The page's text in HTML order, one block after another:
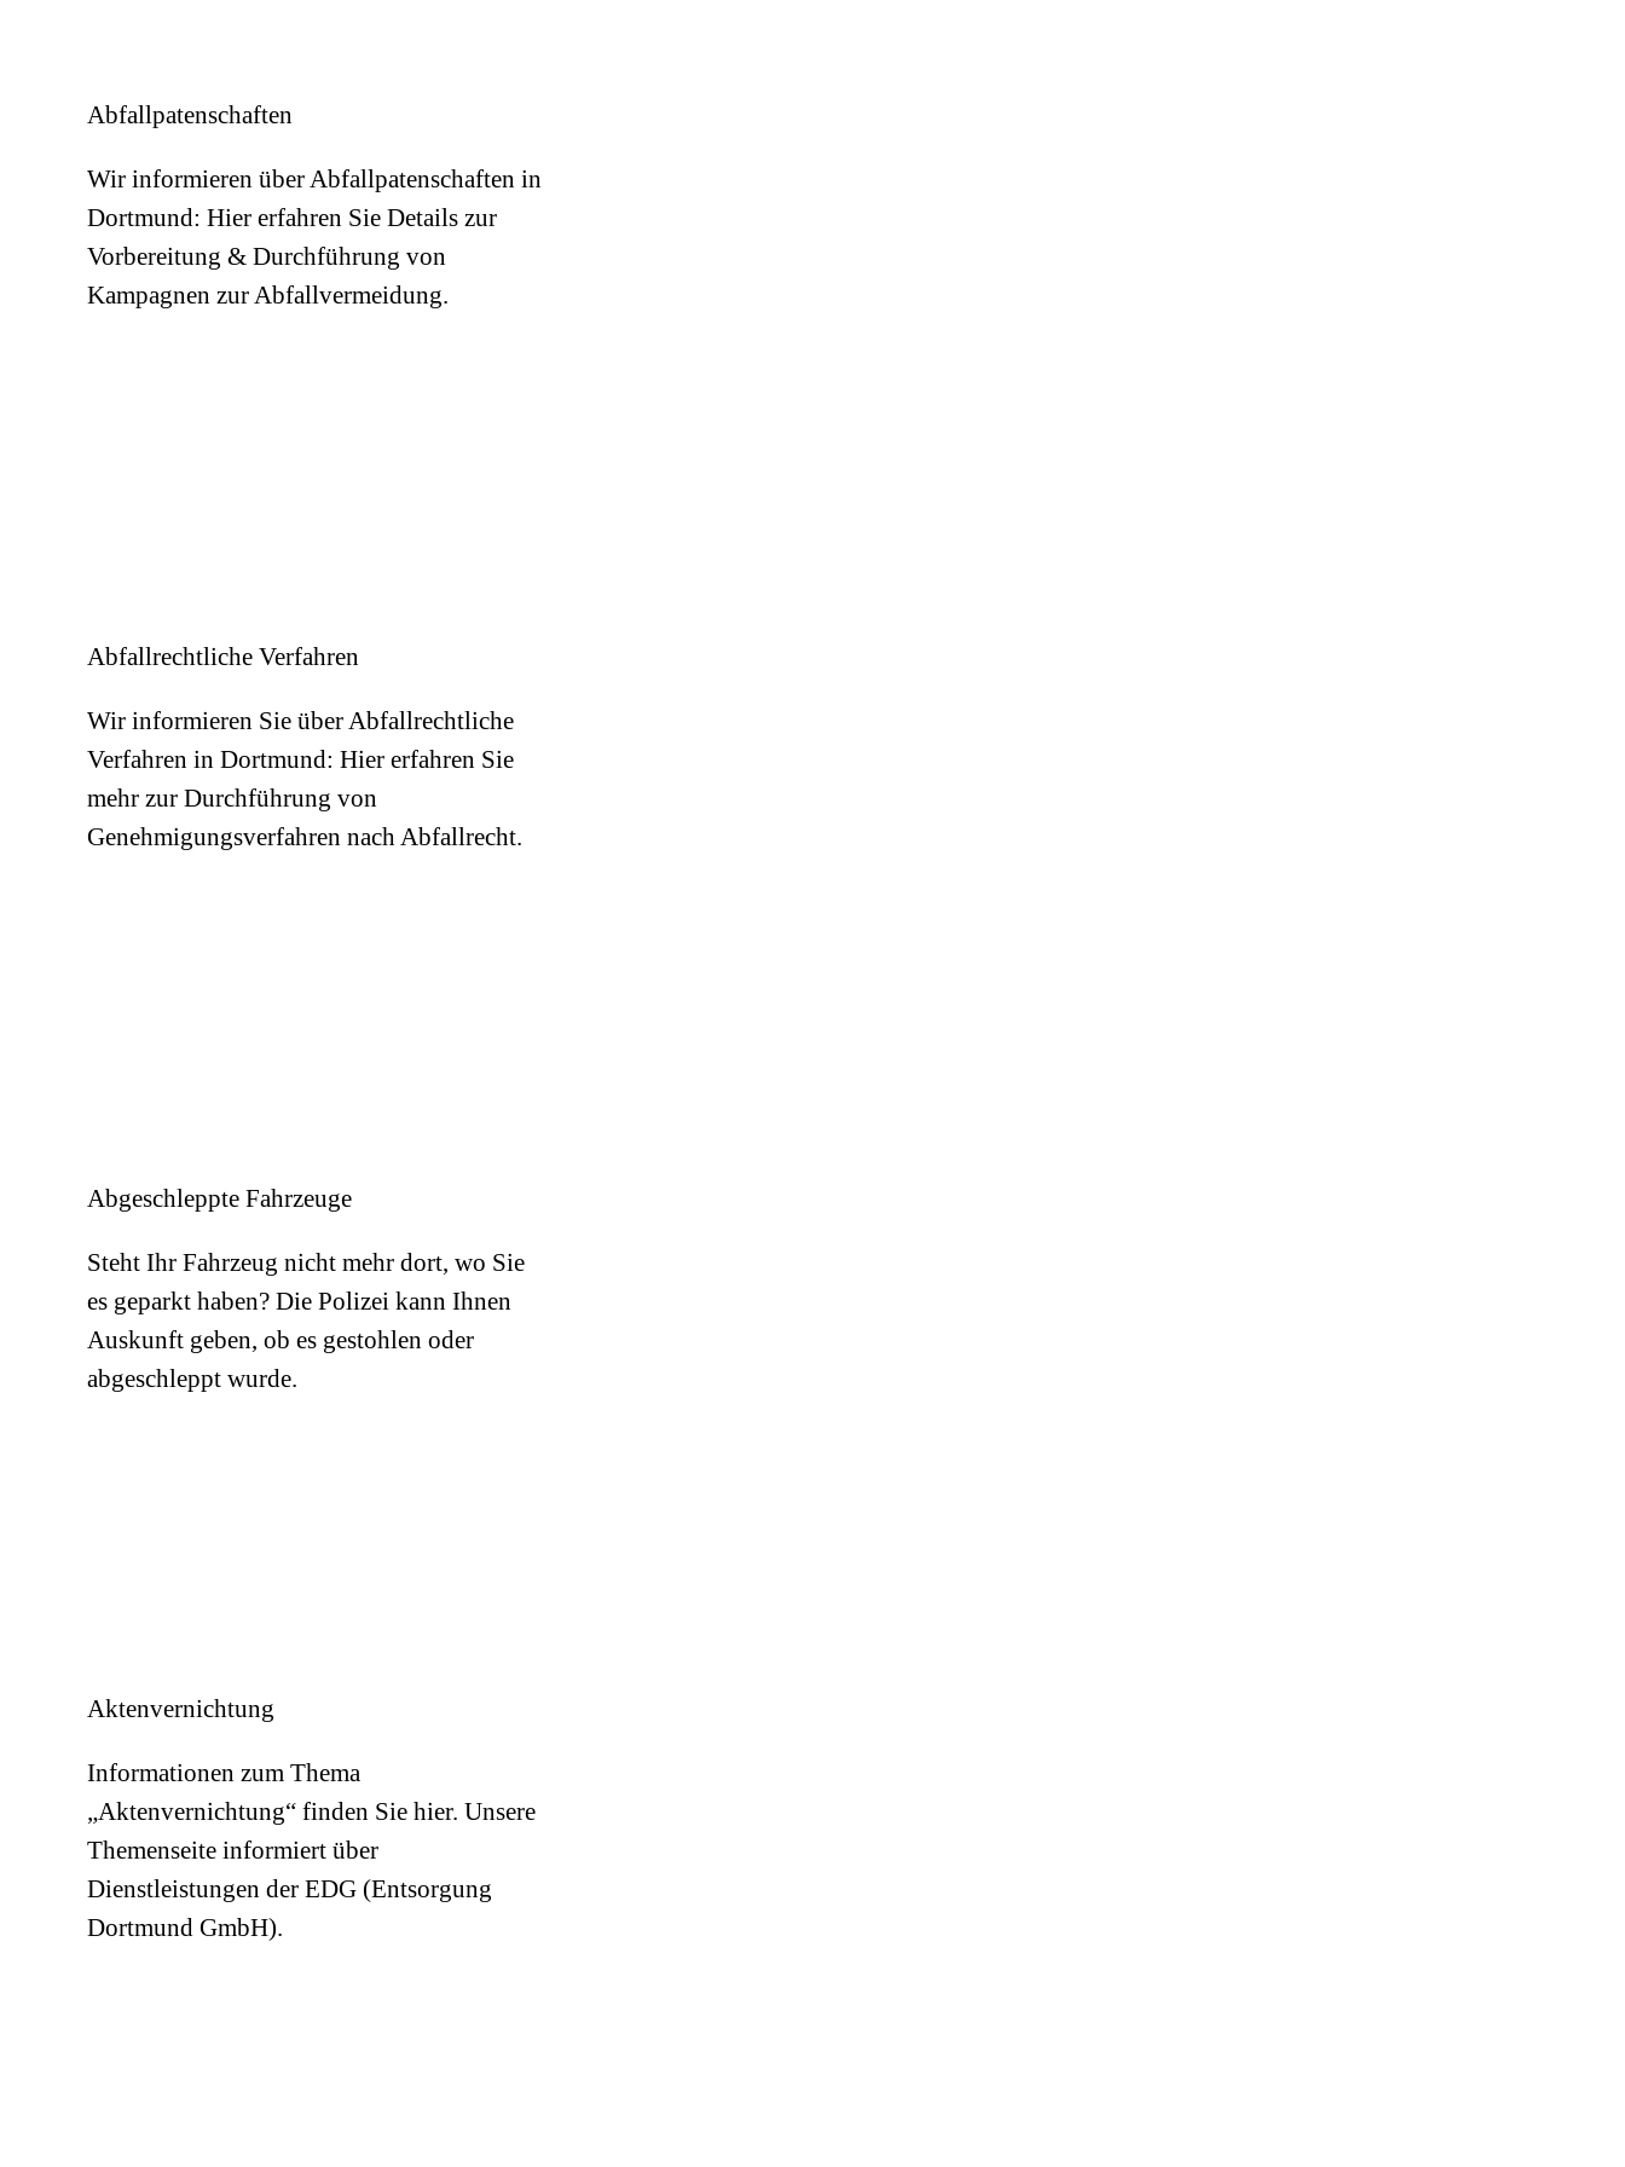
44137 Dortmund
Abfallpatenschaften
Wir informieren über Abfallpatenschaften in
Dortmund: Hier erfahren Sie Details zur
Vorbereitung & Durchführung von
Kampagnen zur Abfallvermeidung.
Abfallrechtliche Verfahren
Wir informieren Sie über Abfallrechtliche
Verfahren in Dortmund: Hier erfahren Sie
mehr zur Durchführung von
Genehmigungsverfahren nach Abfallrecht.
Abgeschleppte Fahrzeuge
Steht Ihr Fahrzeug nicht mehr dort, wo Sie
es geparkt haben? Die Polizei kann Ihnen
Auskunft geben, ob es gestohlen oder
abgeschleppt wurde.
Aktenvernichtung
Informationen zum Thema
„Aktenvernichtung“ finden Sie hier. Unsere
Themenseite informiert über
Dienstleistungen der EDG (Entsorgung
Dortmund GmbH).